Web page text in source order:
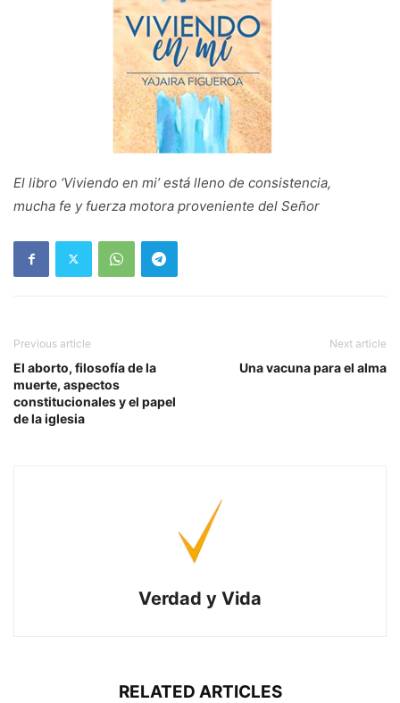
El libro ‘Viviendo en mi’ está lleno de consistencia,
mucha fe y fuerza motora proveniente del Señor
Previous article
El aborto, filosofía de la
muerte, aspectos
constitucionales y el papel
de la iglesia
Next article
Una vacuna para el alma
Verdad y Vida
RELATED ARTICLES